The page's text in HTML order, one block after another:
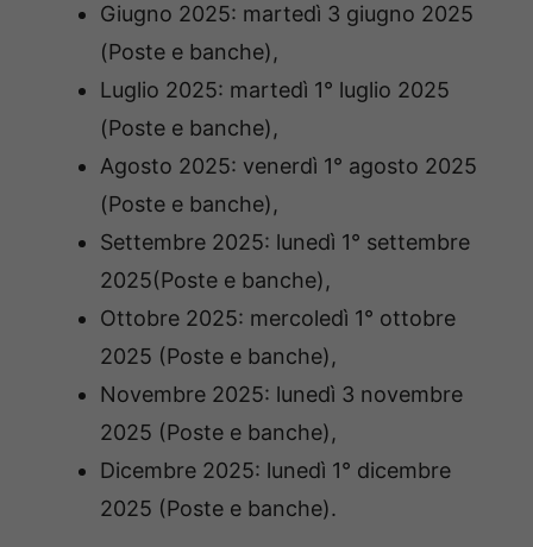
Giugno 2025: martedì 3 giugno 2025
(Poste e banche),
Luglio 2025: martedì 1° luglio 2025
(Poste e banche),
Agosto 2025: venerdì 1° agosto 2025
(Poste e banche),
Settembre 2025: lunedì 1° settembre
2025(Poste e banche),
Ottobre 2025: mercoledì 1° ottobre
2025 (Poste e banche),
Novembre 2025: lunedì 3 novembre
2025 (Poste e banche),
Dicembre 2025: lunedì 1° dicembre
2025 (Poste e banche).